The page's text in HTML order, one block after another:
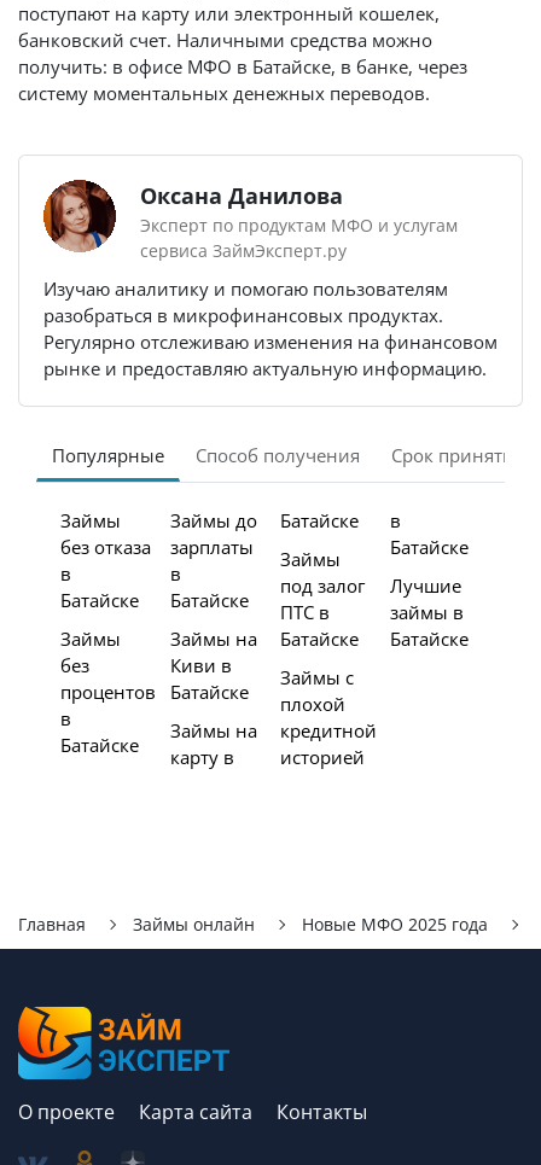
поступают на карту или электронный кошелек,
банковский счет. Наличными средства можно
получить: в офисе МФО в Батайске, в банке, через
систему моментальных денежных переводов.
Оксана Данилова
Эксперт по продуктам МФО и услугам
сервиса ЗаймЭксперт.ру
Изучаю аналитику и помогаю пользователям
разобраться в микрофинансовых продуктах.
Регулярно отслеживаю изменения на финансовом
рынке и предоставляю актуальную информацию.
Популярные Способ получения Срок принятия
Займы
без отказа
в
Батайске
Займы
без
процентов
в
Батайске
Займы до
зарплаты
в
Батайске
Займы на
Киви в
Батайске
Займы на
карту в
Батайске
Займы
под залог
ПТС в
Батайске
Займы с
плохой
кредитной
историей
в
Батайске
Лучшие
займы в
Батайске
Главная Займы онлайн Новые МФО 2025 года
О проекте Карта сайта Контакты